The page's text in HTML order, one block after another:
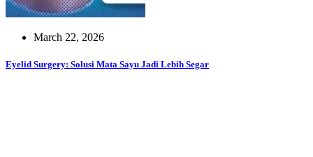
March 22, 2026
Eyelid Surgery: Solusi Mata Sayu Jadi Lebih Segar